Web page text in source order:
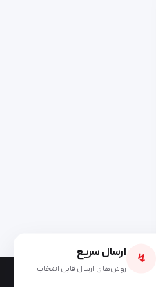
باشد. گزینه ها ممکن است در
↯ ارسال سریع
روش‌های ارسال قابل انتخاب